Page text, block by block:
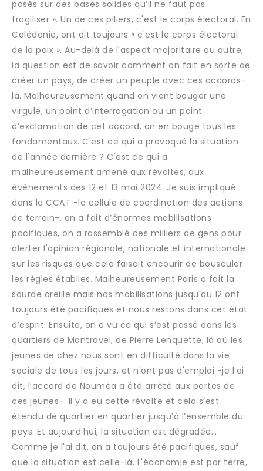
posés sur des bases solides qu’il ne faut pas
fragiliser ». Un de ces piliers, c'est le corps électoral. En
Calédonie, ont dit toujours « c'est le corps électoral
de la paix ». Au-delà de l'aspect majoritaire ou autre,
la question est de savoir comment on fait en sorte de
créer un pays, de créer un peuple avec ces accords-
là. Malheureusement quand on vient bouger une
virgule, un point d’interrogation ou un point
d’exclamation de cet accord, on en bouge tous les
fondamentaux. C'est ce qui a provoqué la situation
de l'année dernière ? C'est ce qui a
malheureusement amené aux révoltes, aux
évènements des 12 et 13 mai 2024. Je suis impliqué
dans la CCAT -la cellule de coordination des actions
de terrain-, on a fait d’énormes mobilisations
pacifiques, on a rassemblé des milliers de gens pour
alerter l'opinion régionale, nationale et internationale
sur les risques que cela faisait encourir de bousculer
les règles établies. Malheureusement Paris a fait la
sourde oreille mais nos mobilisations jusqu'au 12 ont
toujours été pacifiques et nous restons dans cet état
d’esprit. Ensuite, on a vu ce qui s’est passé dans les
quartiers de Montravel, de Pierre Lenquette, là où les
jeunes de chez nous sont en difficulté dans la vie
sociale de tous les jours, et n'ont pas d'emploi -je l’ai
dit, l’accord de Nouméa a été arrêté aux portes de
ces jeunes-. Il y a eu cette révolte et cela s’est
étendu de quartier en quartier jusqu’à l’ensemble du
pays. Et aujourd’hui, la situation est dégradée…
Comme je l'ai dit, on a toujours été pacifiques, sauf
que la situation est celle-là. L'économie est par terre,